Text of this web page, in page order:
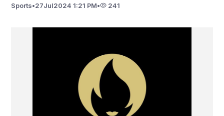
Sports•27Jul2024 1:21 PM• 241